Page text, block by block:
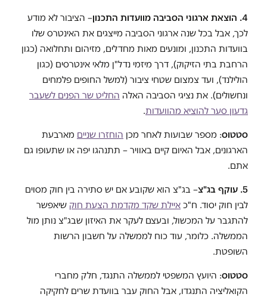
4. הוצאת ארגוני הסביבה מוועדות התכנון
– הציבור לא מודע
לכך, אבל בכל שנה ארגוני הסביבה מייצגים את האינטרס שלו
בוועדות התכנון, ומונעים מאות מחדלים, מזיהום ותחלואה (כגון
הרחבת בתי הזיקוק), דרך מיזמי נדל"ן מלאי אינטרסים (כגון
הולילנד), ועד צמצום שטחי ציבור (למשל החופים פלמחים
ונחשולים). את נציגי הסביבה האלה החליט שר הפנים לשעבר
גדעון סער להוציא מהוועדות.
סטטוס: מספר שבועות לאחר מכן הוחזרו שניים מארבעת
הארגונים, אבל האיום קיים באוויר – תתנהגו יפה או שתעופו גם
אתם.
5. עוקף בג"צ
– בג"צ הוא שקובע אם יש סתירה בין חוק מסוים
לבין חוק יסוד. ח"כ איילת שקד מקדמת הצעת חוק שיאפשר
להתגבר על המכשול, ובעצם לעקר את האיזון שבג"צ נותן מול
הממשלה. כלומר, עוד כוח לממשלה על חשבון הרשות
השופטת.
סטטוס: היועץ המשפטי לממשלה התנגד, חלק מחברי
הקואליציה התנגדו, אבל החוק עבר בוועדת שרים לחקיקה